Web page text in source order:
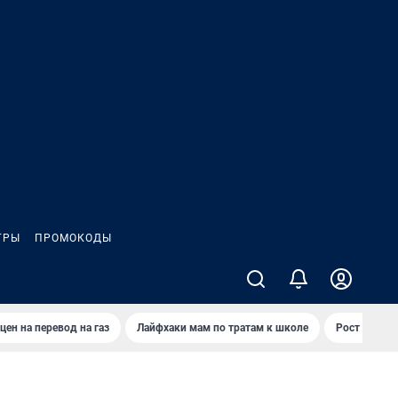
ПРОМОКОДЫ
на перевод на газ Лайфхаки мам по тратам к школе Рост цен на